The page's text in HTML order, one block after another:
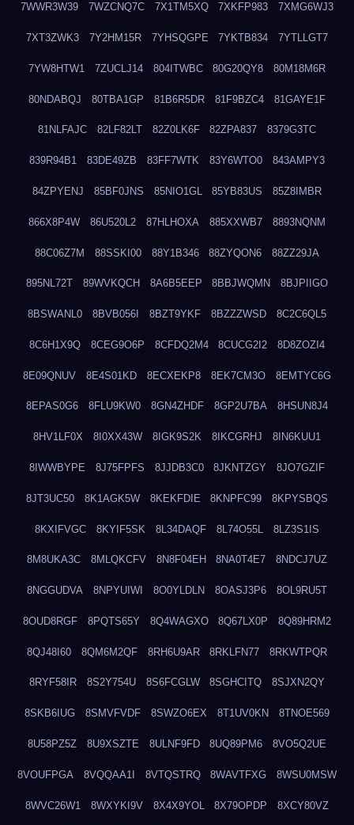
7WWR3W39 7WZCNQ7C 7X1TM5XQ 7XKFP983 7XMG6WJ3
7XT3ZWK3 7Y2HM15R 7YHSQGPE 7YKTB834 7YTLLGT7
7YW8HTW1 7ZUCLJ14 804ITWBC 80G20QY8 80M18M6R
80NDABQJ 80TBA1GP 81B6R5DR 81F9BZC4 81GAYE1F
81NLFAJC 82LF82LT 82Z0LK6F 82ZPA837 8379G3TC
839R94B1 83DE49ZB 83FF7WTK 83Y6WTO0 843AMPY3
84ZPYENJ 85BF0JNS 85NIO1GL 85YB83US 85Z8IMBR
866X8P4W 86U520L2 87HLHOXA 885XXWB7 8893NQNM
88C06Z7M 88SSKI00 88Y1B346 88ZYQON6 88ZZ29JA
895NL72T 89WVKQCH 8A6B5EEP 8BBJWQMN 8BJPIIGO
8BSWANL0 8BVB056I 8BZT9YKF 8BZZZWSD 8C2C6QL5
8C6H1X9Q 8CEG9O6P 8CFDQ2M4 8CUCG2I2 8D8ZOZI4
8E09QNUV 8E4S01KD 8ECXEKP8 8EK7CM3O 8EMTYC6G
8EPAS0G6 8FLU9KW0 8GN4ZHDF 8GP2U7BA 8HSUN8J4
8HV1LF0X 8I0XX43W 8IGK9S2K 8IKCGRHJ 8IN6KUU1
8IWWBYPE 8J75FPFS 8JJDB3C0 8JKNTZGY 8JO7GZIF
8JT3UC50 8K1AGK5W 8KEKFDIE 8KNPFC99 8KPYSBQS
8KXIFVGC 8KYIF5SK 8L34DAQF 8L74O55L 8LZ3S1IS
8M8UKA3C 8MLQKCFV 8N8F04EH 8NA0T4E7 8NDCJ7UZ
8NGGUDVA 8NPYUIWI 8O0YLDLN 8OASJ3P6 8OL9RU5T
8OUD8RGF 8PQTS65Y 8Q4WAGXO 8Q67LX0P 8Q89HRM2
8QJ48I60 8QM6M2QF 8RH6U9AR 8RKLFN77 8RKWTPQR
8RYF58IR 8S2Y754U 8S6FCGLW 8SGHCITQ 8SJXN2QY
8SKB6IUG 8SMVFVDF 8SWZO6EX 8T1UV0KN 8TNOE569
8U58PZ5Z 8U9XSZTE 8ULNF9FD 8UQ89PM6 8VO5Q2UE
8VOUFPGA 8VQQAA1I 8VTQSTRQ 8WAVTFXG 8WSU0MSW
8WVC26W1 8WXYKI9V 8X4X9YOL 8X79OPDP 8XCY80VZ